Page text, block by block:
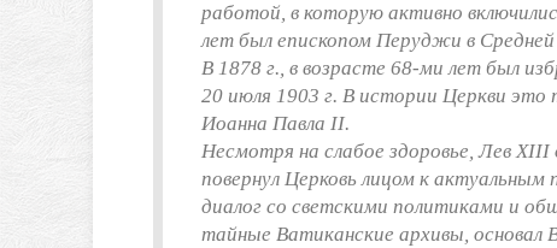
работой, в которую активно
лет был епископом Перуджи в
В 1878 г., в возрасте 68-ми лет был
20 июля 1903 г. В истории Церкви
Иоанна Павла II.
Несмотря на слабое здоровье, Лев
повернул Церковь лицом к
диалог со светскими политиками и
тайные Ватиканские архивы,